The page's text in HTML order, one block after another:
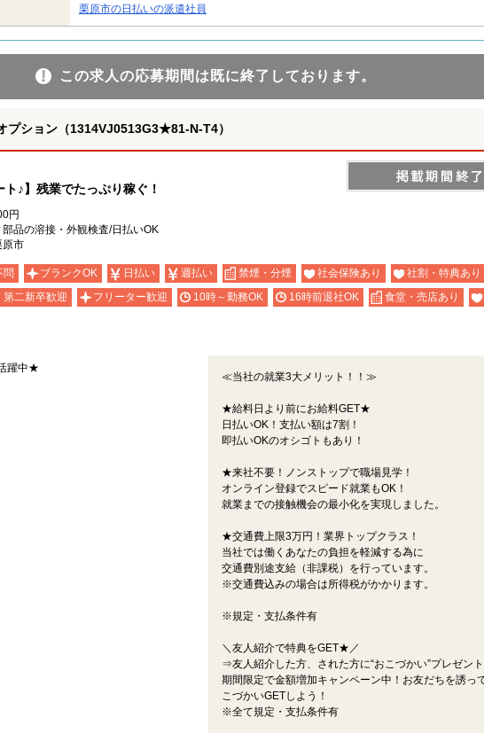
栗原市の日払いの派遣社員
この求人の応募期間は既に終了しております。
プション（1314VJ0513G3★81-N-T4）
ト♪】残業でたっぷり稼ぐ！
円
品の溶接・外観検査/日払いOK
原市
問 ブランクOK 日払い 週払い 禁煙・分煙 社会保険あり
社割・特典あり
第二新卒歓迎 フリーター歓迎 10時～勤務OK 16時前退社OK
食堂・売店あり
躍中★
≪当社の就業3大メリット！！≫
★給料日より前にお給料GET★
日払いOK！支払い額は7割！
即払いOKのオシゴトもあり！
★来社不要！ノンストップで職場見学！
オンライン登録でスピード就業もOK！
就業までの接触機会の最小化を実現しました。
★交通費上限3万円！業界トップクラス！
当社では働くあなたの負担を軽減する為に
交通費別途支給（非課税）を行っています。
※交通費込みの場合は所得税がかかります。
※規定・支払条件有
＼友人紹介で特典をGET★／
⇒友人紹介した方、された方に“おこづかい”プレゼン
期間限定で金額増加キャンペーン中！お友だちを誘っ
こづかいGETしよう！
※全て規定・支払条件有